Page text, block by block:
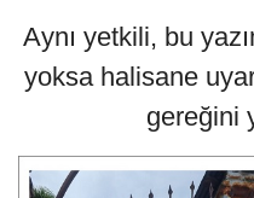
Aynı yetkili, bu
yoksa halisane
gereğini